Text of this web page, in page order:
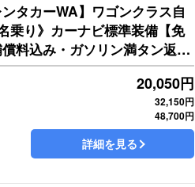
タカーWA】ワゴンクラス自
乗り》カーナビ標準装備【免
料込み・ガソリン満タン返し
20,050円
32,150円
48,700円
詳細を見る